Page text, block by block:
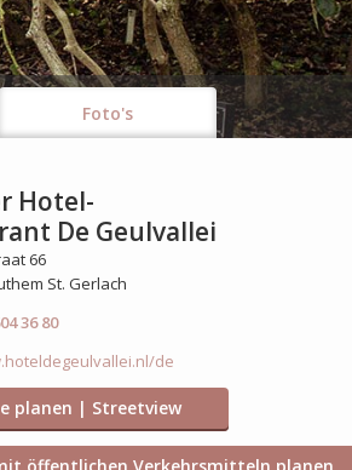
Foto's
Hotel-
De Geulvallei
66
St. Gerlach
36 80
de
planen | Streetview